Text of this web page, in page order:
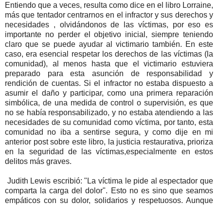
Entiendo que a veces, resulta como dice en el libro Lorraine,
más que tentador centrarnos en el infractor y sus derechos y
necesidades , olvidándonos de las víctimas, por eso es
importante no perder el objetivo inicial, siempre teniendo
claro que se puede ayudar al victimario también. En este
caso, era esencial respetar los derechos de las víctimas (la
comunidad), al menos hasta que el victimario estuviera
preparado para esta asunción de responsabilidad y
rendición de cuentas. Si el infractor no estaba dispuesto a
asumir el daño y participar, como una primera reparación
simbólica, de una medida de control o supervisión, es que
no se había responsabilizado, y no estaba atendiendo a las
necesidades de su comunidad como víctima, por tanto, esta
comunidad no iba a sentirse segura, y como dije en mi
anterior post sobre este libro, la justicia restaurativa, prioriza
en la seguridad de las víctimas,especialmente en estos
delitos más graves.
Judith Lewis escribió: "La víctima le pide al espectador que
comparta la carga del dolor". Esto no es sino que seamos
empáticos con su dolor, solidarios y respetuosos. Aunque